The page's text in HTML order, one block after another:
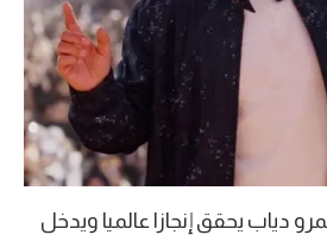
دياب يحقق إنجازا عالميا ويدخل